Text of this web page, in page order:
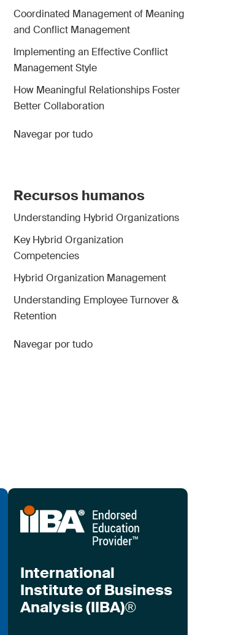
Coordinated Management of Meaning
and Conflict Management
Implementing an Effective Conflict
Management Style
How Meaningful Relationships Foster
Better Collaboration
Navegar por tudo
Recursos humanos
Understanding Hybrid Organizations
Key Hybrid Organization
Competencies
Hybrid Organization Management
Understanding Employee Turnover &
Retention
Navegar por tudo
International
Institute of Business
Analysis (IIBA)®